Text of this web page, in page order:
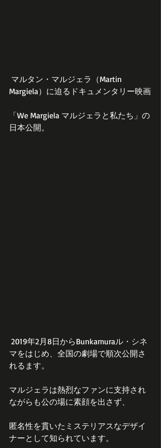
Margiela）に迫るドキュメンタリー映画
「We Margiela マルジェラと私たち」の
日本公開。
マをはじめ、全国の劇場で順次公開さ
れるます。
マルジェラは熱烈なファンに支持され
ながらも公の場に素顔を出さず、
匿名性を貫いたミステリアスなデザイ
ナーとして知られています。